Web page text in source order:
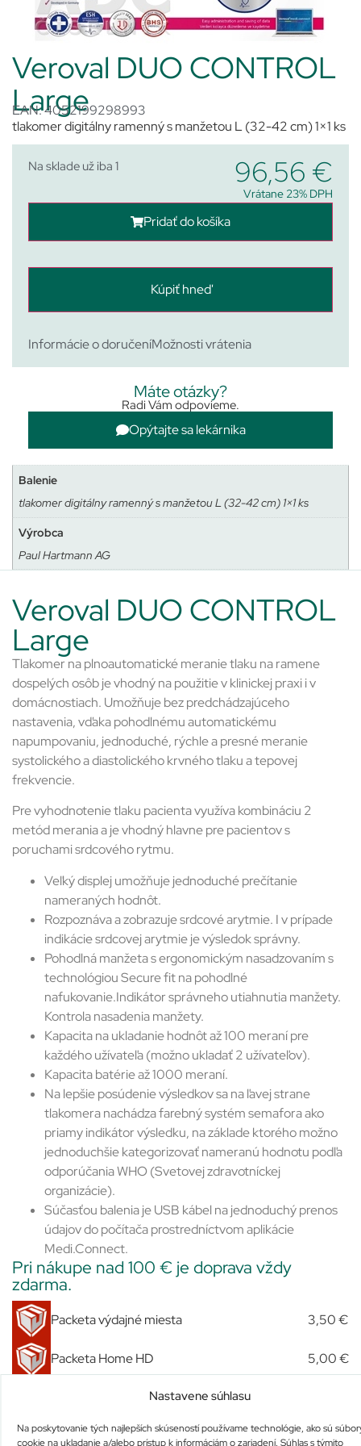
Nastavene súhlasu
Na poskytovanie tých najlepších skúseností používame technológie, ako sú
cookie na ukladanie a/alebo prístup k informáciám o zariadení. Súhlas s týmito
Veroval DUO CONTROL
Large
EAN: 4052199298993
tlakomer digitálny ramenný s manžetou L (32-42 cm) 1×1 ks
Na sklade už iba 1 96,56 €
Vrátane 23% DPH
Pridať do košíka
Kúpiť hneď
Informácie o doručeníMožnosti vrátenia
Máte otázky?
Radi Vám odpovieme.
Opýtajte sa lekárnika
Balenie
tlakomer digitálny ramenný s manžetou L (32-42 cm) 1×1 ks
Výrobca
Paul Hartmann AG
Veroval DUO CONTROL
Large
Tlakomer na plnoautomatické meranie tlaku na ramene
dospelých osôb je vhodný na použitie v klinickej praxi i v
domácnostiach. Umožňuje bez predchádzajúceho
nastavenia, vďaka pohodlnému automatickému
napumpovaniu, jednoduché, rýchle a presné meranie
systolického a diastolického krvného tlaku a tepovej
frekvencie.
Pre vyhodnotenie tlaku pacienta využíva kombináciu 2
metód merania a je vhodný hlavne pre pacientov s
poruchami srdcového rytmu.
Veľký displej umožňuje jednoduché prečítanie
nameraných hodnôt.
Rozpoznáva a zobrazuje srdcové arytmie. I v prípade
indikácie srdcovej arytmie je výsledok správny.
Pohodlná manžeta s ergonomickým nasadzovaním s
technológiou Secure fit na pohodlné
nafukovanie.Indikátor správneho utiahnutia manžety.
Kontrola nasadenia manžety.
Kapacita na ukladanie hodnôt až 100 meraní pre
každého užívateľa (možno ukladať 2 užívateľov).
Kapacita batérie až 1000 meraní.
Na lepšie posúdenie výsledkov sa na ľavej strane
tlakomera nachádza farebný systém semafora ako
priamy indikátor výsledku, na základe ktorého možno
jednoduchšie kategorizovať nameranú hodnotu podľa
odporúčania WHO (Svetovej zdravotníckej
organizácie).
Súčasťou balenia je USB kábel na jednoduchý prenos
údajov do počítača prostredníctvom aplikácie
Medi.Connect.
Pri nákupe nad 100 € je doprava vždy
zdarma.
Packeta výdajné miesta 3,50 €
Packeta Home HD 5,00 €
Packeta večerné doručenie Bratislava HD
Expres Kuriér 7,00 €